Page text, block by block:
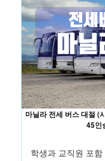
마닐라 전세 버스 대절 (
45인
학생과 교직원 포